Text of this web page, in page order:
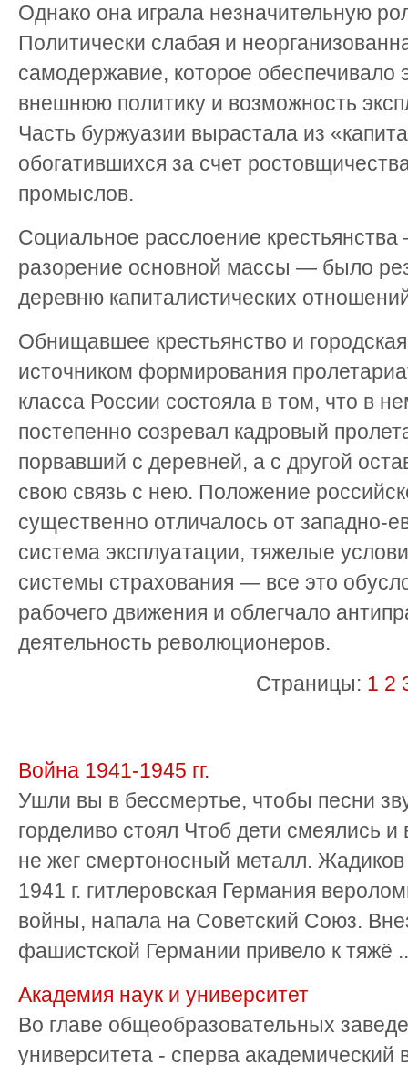
Однако она играла незначительную
Политически слабая и
самодержавие, которое обеспечивало
внешнюю политику и возможность
Часть буржуазии вырастала из
обогатившихся за счет
промыслов.
Социальное расслоение
разорение основной массы — было
деревню капиталистических
Обнищавшее крестьянство и
источником формирования
класса России состояла в том, что в
постепенно созревал кадровый
порвавший с деревней, а с другой
свою связь с нею. Положение
существенно отличалось от западно-
система эксплуатации, тяжелые
системы страхования — все это
рабочего движения и облегчало
деятельность революционеров.
Страницы: 1 2
Война 1941-1945 гг.
Ушли вы в бессмертье, чтобы песни
горделиво стоял Чтоб дети смеялись
не жег смертоносный металл.
1941 г. гитлеровская Германия
войны, напала на Советский Союз.
фашистской Германии привело к тяжё
Академия наук и университет
Во главе общеобразовательных
университета - сперва